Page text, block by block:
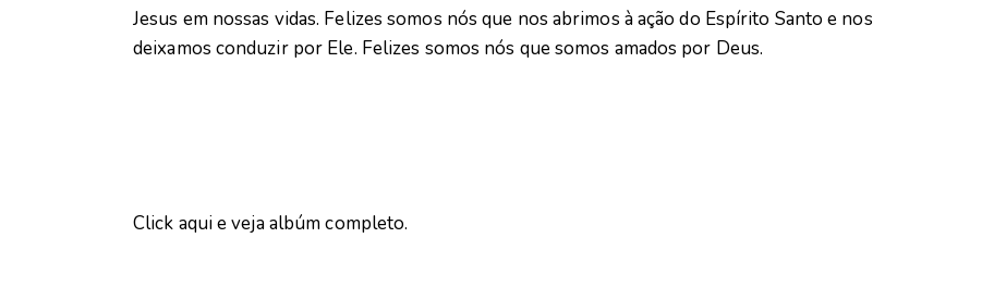
Jesus em nossas vidas. Felizes somos nós que nos abrimos à ação do Espírito Santo e nos
deixamos conduzir por Ele. Felizes somos nós que somos amados por Deus.
Click aqui e veja albúm completo.